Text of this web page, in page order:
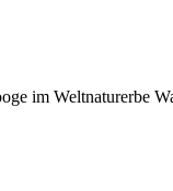
im Weltnaturerbe